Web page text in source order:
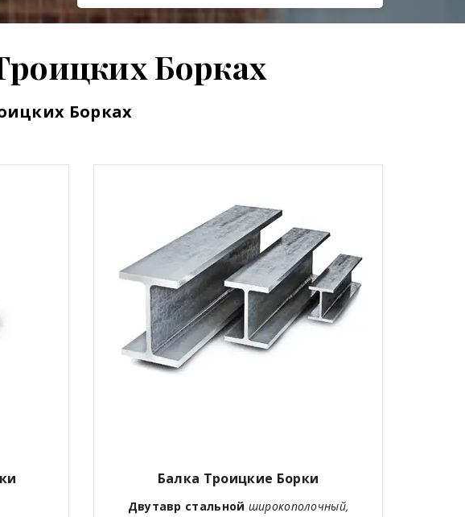
Борках
Борках
Балка Троицкие Борки
Двутавр стальной широкополочный,